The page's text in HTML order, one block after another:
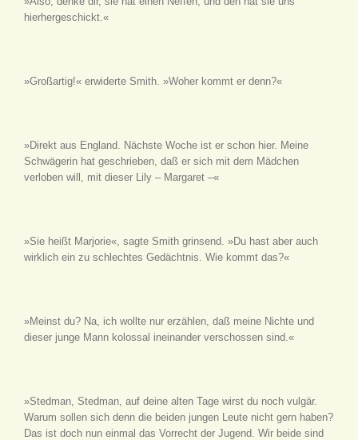
hierhergeschickt.«
»Großartig!« erwiderte Smith. »Woher kommt er denn?«
»Direkt aus England. Nächste Woche ist er schon hier. Meine
Schwägerin hat geschrieben, daß er sich mit dem Mädchen
verloben will, mit dieser Lily – Margaret –«
»Sie heißt Marjorie«, sagte Smith grinsend. »Du hast aber auch
wirklich ein zu schlechtes Gedächtnis. Wie kommt das?«
»Meinst du? Na, ich wollte nur erzählen, daß meine Nichte und
dieser junge Mann kolossal ineinander verschossen sind.«
»Stedman, Stedman, auf deine alten Tage wirst du noch vulgär.
Warum sollen sich denn die beiden jungen Leute nicht gern haben?
Das ist doch nun einmal das Vorrecht der Jugend. Wir beide sind